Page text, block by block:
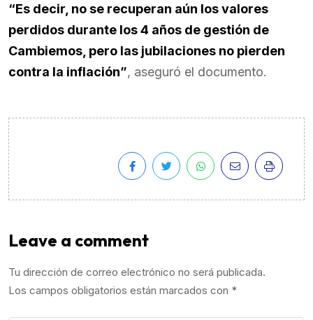
“Es decir, no se recuperan aún los valores
perdidos durante los 4 años de gestión de
Cambiemos, pero las jubilaciones no pierden
contra la inflación”, aseguró el documento.
Leave a comment
Tu dirección de correo electrónico no será publicada.
Los campos obligatorios están marcados con *